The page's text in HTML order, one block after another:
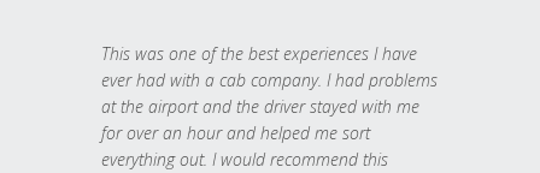
This was one of the best experiences I have
ever had with a cab company. I had problems
at the airport and the driver stayed with me
for over an hour and helped me sort
everything out. I would recommend this